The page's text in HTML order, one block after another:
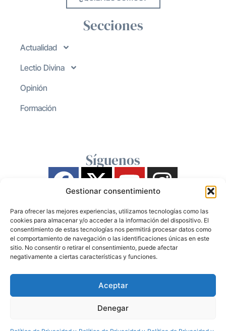
Gestionar consentimiento
Para ofrecer las mejores experiencias, utilizamos tecnologías como las
cookies para almacenar y/o acceder a la información del dispositivo. El
consentimiento de estas tecnologías nos permitirá procesar datos como
el comportamiento de navegación o las identificaciones únicas en este
sitio. No consentir o retirar el consentimiento, puede afectar
negativamente a ciertas características y funciones.
Aceptar
Denegar
Secciones
Actualidad
Lectio Divina
Opinión
Formación
Síguenos